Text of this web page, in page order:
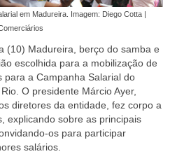
em Madureira. Imagem: Diego Cotta |
(10) Madureira, berço do samba e
escolhida para a mobilização de
para a Campanha Salarial do
O presidente Márcio Ayer,
diretores da entidade, fez corpo a
explicando sobre as principais
os para participar
salários.